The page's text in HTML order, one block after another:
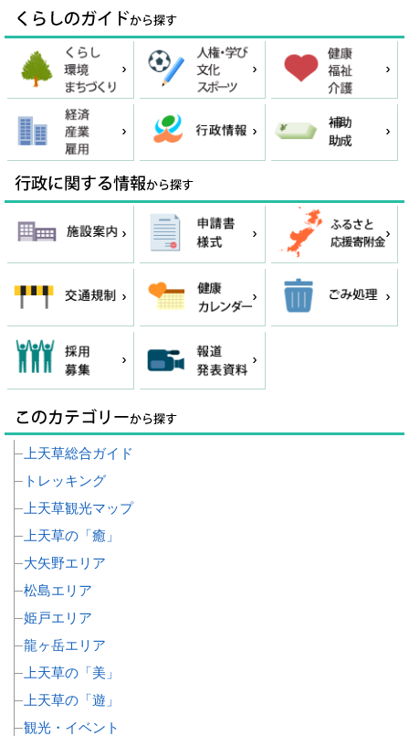
上天草総合ガイド
トレッキング
上天草観光マップ
上天草の「癒」
大矢野エリア
松島エリア
姫戸エリア
龍ヶ岳エリア
上天草の「美」
上天草の「遊」
観光・イベント